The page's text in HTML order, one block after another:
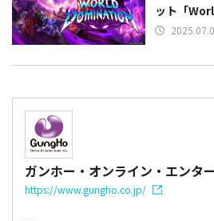
ット「
ガンホー・オンライン・エンタ
https://www.gungho.co.jp/